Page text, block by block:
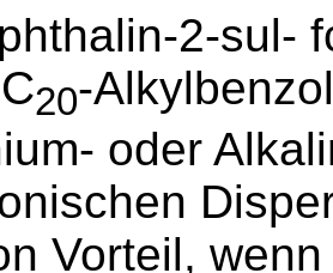
2-sul-
20-
oder
Vorteil,